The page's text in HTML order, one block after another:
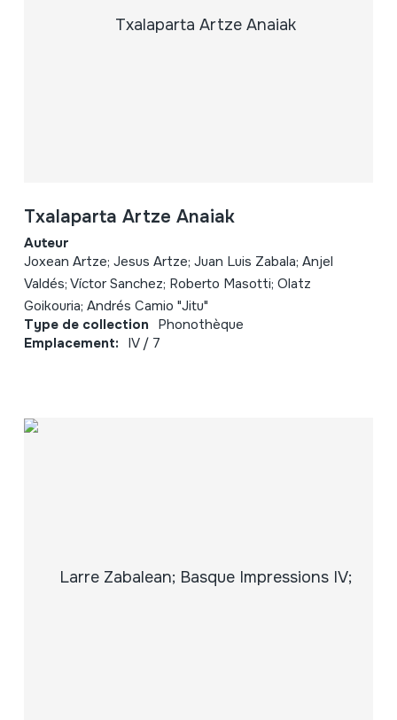
Txalaparta Artze Anaiak
Auteur
Joxean Artze; Jesus Artze; Juan Luis Zabala; Anjel
Valdés; Víctor Sanchez; Roberto Masotti; Olatz
Goikouria; Andrés Camio "Jitu"
Type de collection Phonothèque
Emplacement: IV / 7